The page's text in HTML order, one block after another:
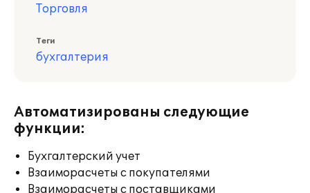
Торговля
Теги
бухгалтерия
Автоматизированы следующие
функции:
Бухгалтерский учет
Взаиморасчеты с покупателями
Взаиморасчеты с поставщиками